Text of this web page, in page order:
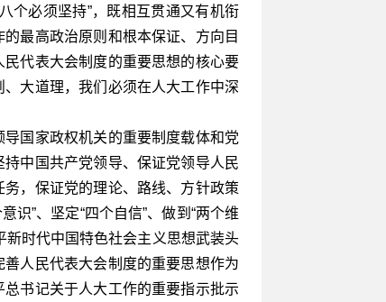
个必须坚持”，既相互贯通又有机衔
最高政治原则和根本保证、方向目
代表大会制度的重要思想的核心要
大道理，我们必须在人大工作中深
国家政权机关的重要制度载体和党
中国共产党领导、保证党领导人民
，保证党的理论、路线、方针政策
识”、坚定“四个自信”、做到“两个维
时代中国特色社会主义思想武装头
人民代表大会制度的重要思想作为
书记关于人大工作的重要指示批示